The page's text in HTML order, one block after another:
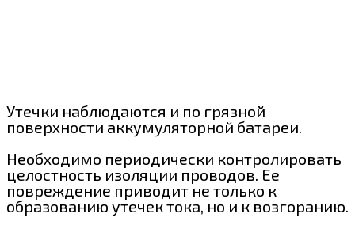
Утечки наблюдаются и по грязной
поверхности аккумуляторной батареи.
Необходимо периодически контролировать
целостность изоляции проводов. Ее
повреждение приводит не только к
образованию утечек тока, но и к возгоранию.